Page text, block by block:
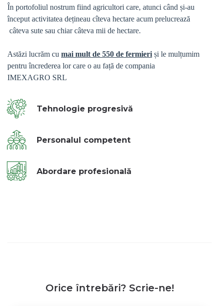
În portofoliul nostrum fiind agricultori care, atunci când și-au
început activitatea dețineau cîteva hectare acum prelucrează
câteva sute sau chiar câteva mii de hectare.
Astăzi lucrăm cu mai mult de 550 de fermieri și le mulțumim
pentru încrederea lor care o au față de compania
IMEXAGRO SRL
Tehnologie progresivă
Personalul competent
Abordare profesională
Orice întrebări? Scrie-ne!